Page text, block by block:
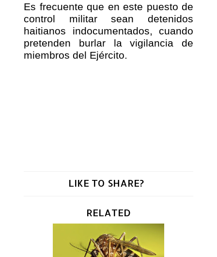
Es frecuente que en este puesto de
control militar sean detenidos
haitianos indocumentados, cuando
pretenden burlar la vigilancia de
miembros del Ejército.
LIKE TO SHARE?
RELATED